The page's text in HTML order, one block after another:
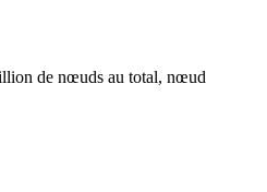
de nœuds au total, nœud